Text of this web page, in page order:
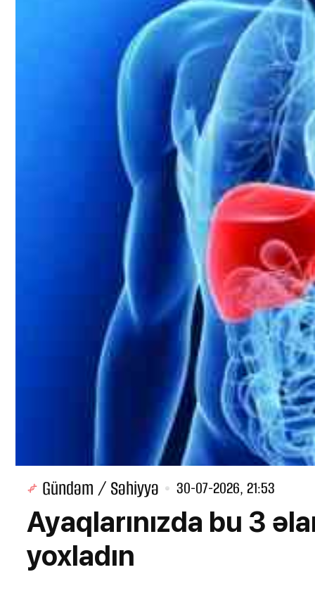
Gündəm / Səhiyyə 30-07-2026, 21:53
Ayaqlarınızda bu 3
yoxladın